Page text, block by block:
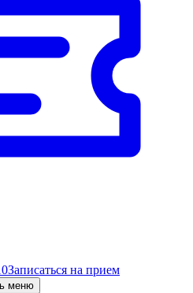
Записаться на прием
меню